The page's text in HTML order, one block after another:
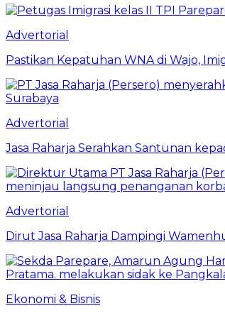
Advertorial
Pastikan Kepatuhan WNA di Wajo,
Advertorial
Jasa Raharja Serahkan Santunan
Advertorial
Dirut Jasa Raharja Dampingi
Ekonomi & Bisnis